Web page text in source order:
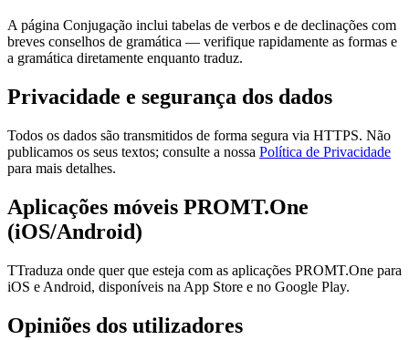
A página Conjugação inclui tabelas de verbos e de declinações com
breves conselhos de gramática — verifique rapidamente as formas e
a gramática diretamente enquanto traduz.
Privacidade e segurança dos dados
Todos os dados são transmitidos de forma segura via HTTPS. Não
publicamos os seus textos; consulte a nossa Política de Privacidade
para mais detalhes.
Aplicações móveis PROMT.One
(iOS/Android)
TTraduza onde quer que esteja com as aplicações PROMT.One para
iOS e Android, disponíveis na App Store e no Google Play.
Opiniões dos utilizadores